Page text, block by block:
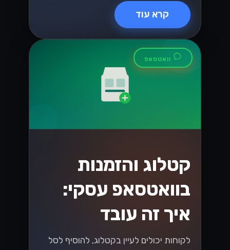
קרא עוד
וואטסאפ
קטלוג והזמנות
בוואטסאפ עסקי:
איך זה עובד
לקוחות יכולים לעיין בקטלוג, להוסיף לסל